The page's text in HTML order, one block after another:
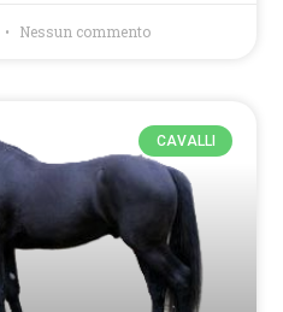
Nessun commento
CAVALLI